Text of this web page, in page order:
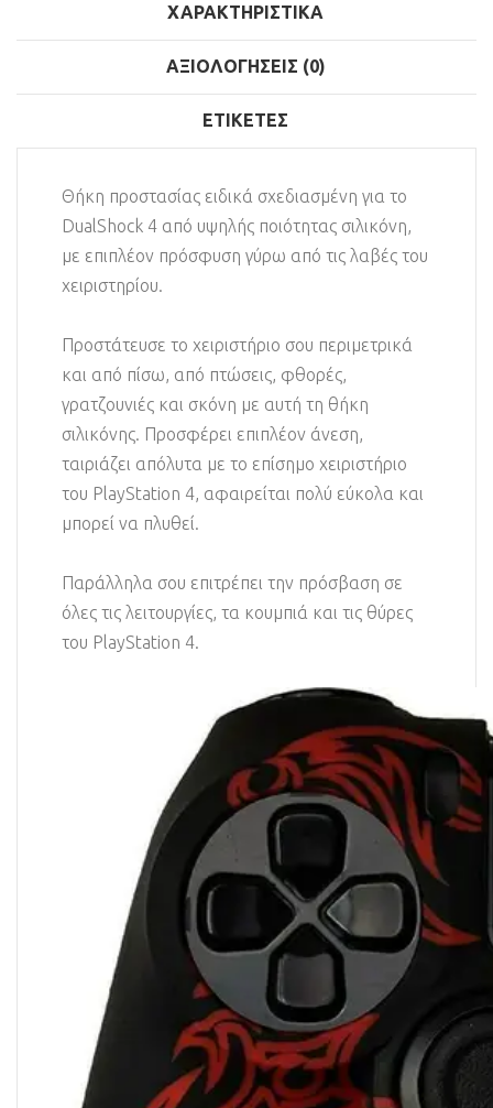
ΧΑΡΑΚΤΗΡΙΣΤΙΚΆ
ΑΞΙΟΛΟΓΉΣΕΙΣ (0)
ΕΤΙΚΈΤΕΣ
Θήκη προστασίας ειδικά σχεδιασμένη για το
DualShock 4 από υψηλής ποιότητας σιλικόνη,
με επιπλέον πρόσφυση γύρω από τις λαβές του
χειριστηρίου.
Προστάτευσε το χειριστήριο σου περιμετρικά
και από πίσω, από πτώσεις, φθορές,
γρατζουνιές και σκόνη με αυτή τη θήκη
σιλικόνης. Προσφέρει επιπλέον άνεση,
ταιριάζει απόλυτα με το επίσημο χειριστήριο
του PlayStation 4, αφαιρείται πολύ εύκολα και
μπορεί να πλυθεί.
Παράλληλα σου επιτρέπει την πρόσβαση σε
όλες τις λειτουργίες, τα κουμπιά και τις θύρες
του PlayStation 4.